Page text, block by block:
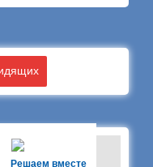
Решаем вместе